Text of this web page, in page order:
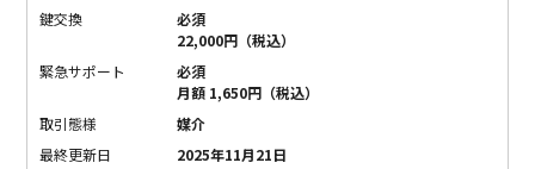
鍵交換
必須
22,000円（税込）
緊急サポート
必須
月額 1,650円（税込）
取引態様
媒介
最終更新日
2025年11月21日